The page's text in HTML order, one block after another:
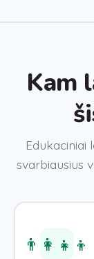
Kam
Edukaciniai
svarbiausius
👨‍👩‍👧‍👦